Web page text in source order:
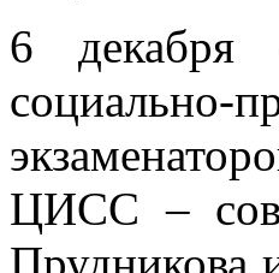
6 декабря
ЦИСС –
Прудникова